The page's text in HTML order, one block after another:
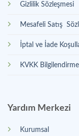
Gizlilik Sözleşmesi
Mesafeli Satış
İptal ve İade
KVKK Bilgilendirme
Yardım Merkezi
Kurumsal